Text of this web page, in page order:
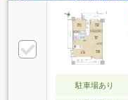
駐車場あり